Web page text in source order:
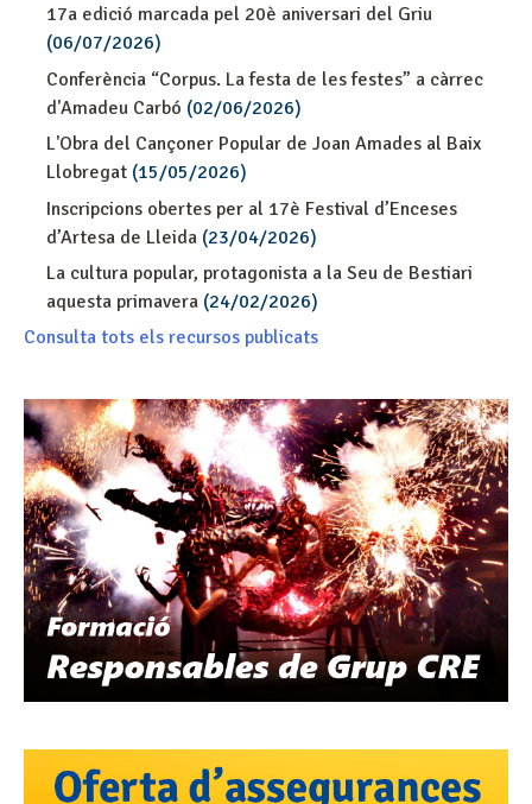
17a edició marcada pel 20è aniversari del Griu
(06/07/2026)
Conferència “Corpus. La festa de les festes” a càrrec
d'Amadeu Carbó (02/06/2026)
L'Obra del Cançoner Popular de Joan Amades al Baix
Llobregat (15/05/2026)
Inscripcions obertes per al 17è Festival d’Enceses
d’Artesa de Lleida (23/04/2026)
La cultura popular, protagonista a la Seu de Bestiari
aquesta primavera (24/02/2026)
Consulta tots els recursos publicats